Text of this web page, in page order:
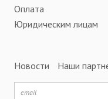
Оплата
Юридическим лицам
Новости Наши